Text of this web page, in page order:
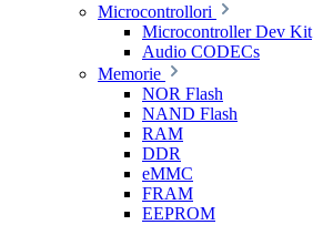
Microcontrollori
Microcontroller Dev Kit
Audio CODECs
Memorie
NOR Flash
NAND Flash
RAM
DDR
eMMC
FRAM
EEPROM